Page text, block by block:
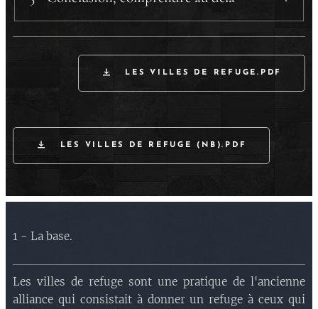
c.1) Adonija.
c.2) Joab
LES VILLES DE REFUGE.PDF
LES VILLES DE REFUGE (NB).PDF
1 - La base.
Les villes de refuge sont une pratique de l'ancienne
alliance qui consistait à donner un refuge à ceux qui